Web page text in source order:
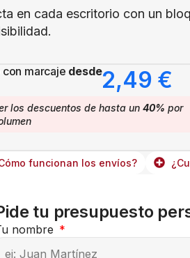
en cada escritorio con un
marcaje desde2,49 €
los descuentos de hasta un40% por
funcionan los envíos?
tu presupuesto
nombre